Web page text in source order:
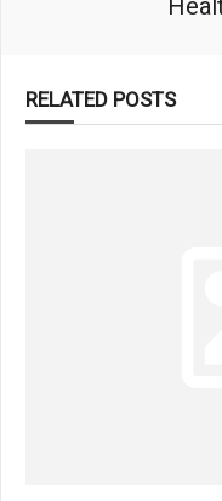
RELATED POSTS